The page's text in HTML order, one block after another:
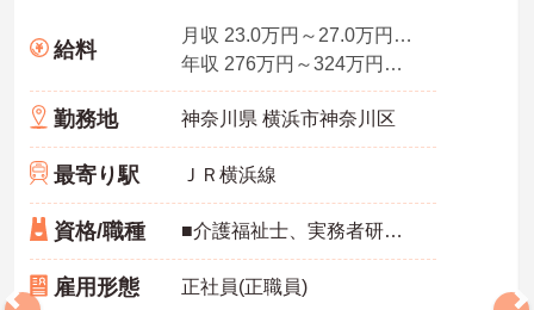
給料
月収 23.0万円～27.0万円程度（諸手当含む）
年収 276万円～324万円（別途、賞与支給）
勤務地 神奈川県 横浜市神奈川区
最寄り駅 ＪＲ横浜線
資格/職種 ■介護福祉士、実務者研修（ヘルパー1級）、介護職員初任者研修（ヘルパー2級）、介護職員基礎研修のいずれかの資格必須
雇用形態 正社員(正職員)